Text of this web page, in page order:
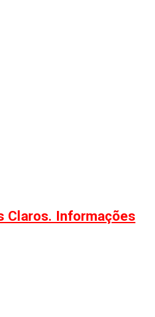
Claros. Informações